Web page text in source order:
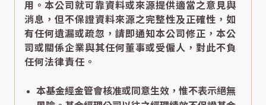
用。本公司就可靠資料或來源提供適當之意見與
消息，但不保證資料來源之完整性及正確性，如
有任何遺漏或疏忽，請即通知本公司修正，本公
司或關係企業與其任何董事或受僱人，對此不負
任何法律責任。
本基金經金管會核准或同意生效，惟不表示絕無